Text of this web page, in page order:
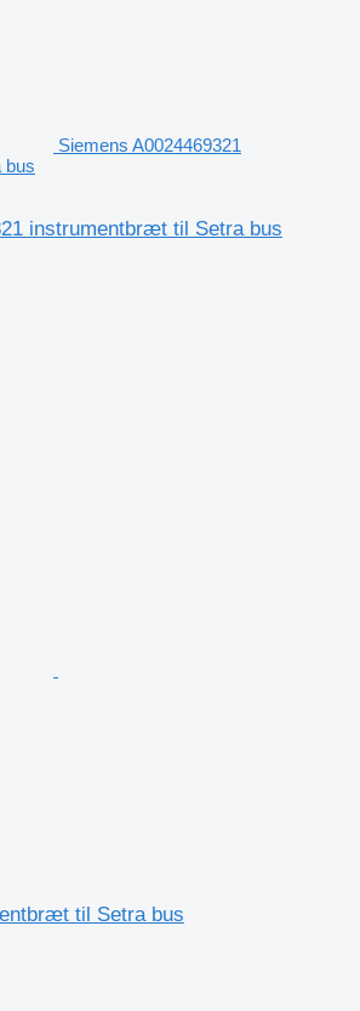
Siemens A0024469321
bus
instrumentbræt til Setra bus
til Setra bus